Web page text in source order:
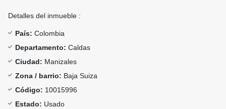
Detalles del inmueble :
País: Colombia
Departamento: Caldas
Ciudad: Manizales
Zona / barrio: Baja Suiza
Código: 10015996
Estado: Usado